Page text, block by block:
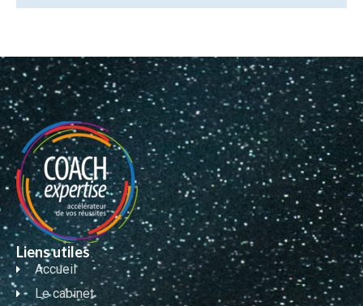
Liens utiles
Accueil
Le cabinet